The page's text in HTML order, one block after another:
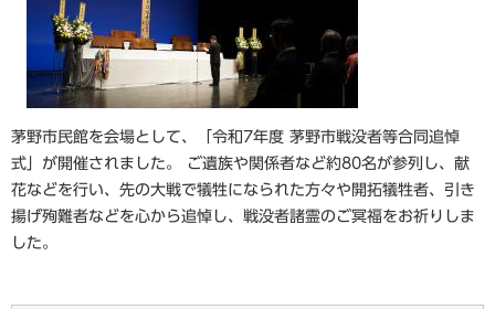
茅野市民館を会場として、「令和7年度 茅野市戦没者等合同追悼
式」が開催されました。 ご遺族や関係者など約80名が参列し、献
花などを行い、先の大戦で犠牲になられた方々や開拓犠牲者、引き
揚げ殉難者などを心から追悼し、戦没者諸霊のご冥福をお祈りしま
した。